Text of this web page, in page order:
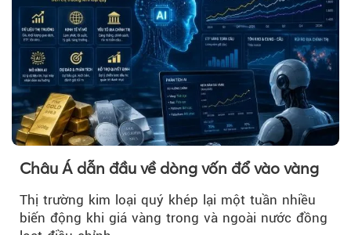
Châu Á dẫn đầu về dòng vốn đổ vào vàng
Thị trường kim loại quý khép lại một tuần nhiều
biến động khi giá vàng trong và ngoài nước đồng